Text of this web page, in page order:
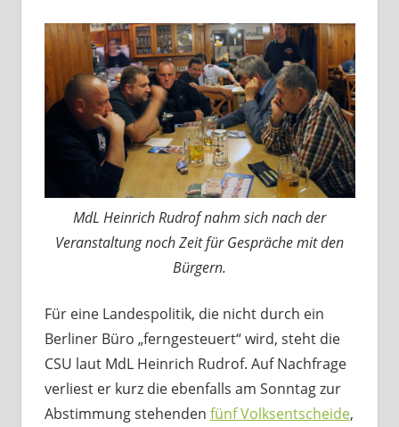
MdL Heinrich Rudrof nahm sich nach der
Veranstaltung noch Zeit für Gespräche mit den
Bürgern.
Für eine Landespolitik, die nicht durch ein
Berliner Büro „ferngesteuert“ wird, steht die
CSU laut MdL Heinrich Rudrof. Auf Nachfrage
verliest er kurz die ebenfalls am Sonntag zur
Abstimmung stehenden fünf Volksentscheide,